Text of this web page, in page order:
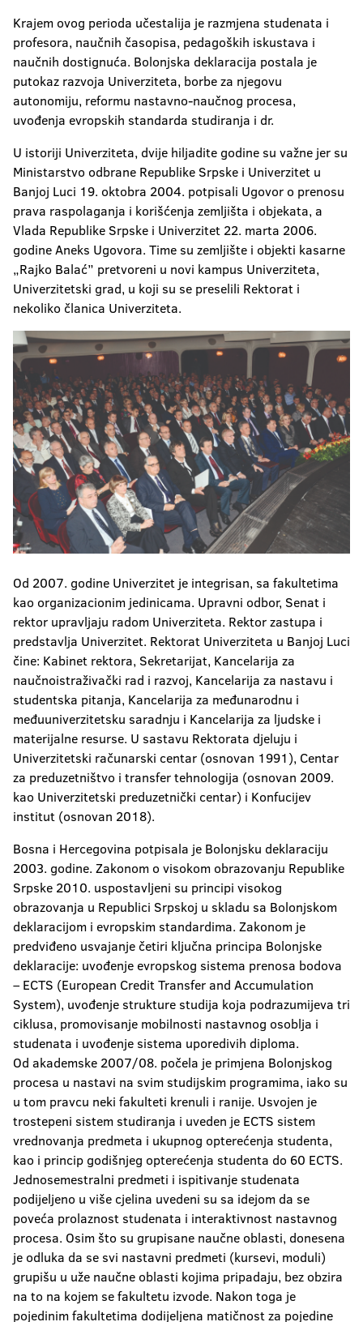
Krajem ovog perioda učestalija je razmjena studenata i
profesora, naučnih časopisa, pedagoških iskustava i
naučnih dostignuća. Bolonjska deklaracija postala je
putokaz razvoja Univerziteta, borbe za njegovu
autonomiju, reformu nastavno-naučnog procesa,
uvođenja evropskih standarda studiranja i dr.
U istoriji Univerziteta, dvije hiljadite godine su važne jer su
Ministarstvo odbrane Republike Srpske i Univerzitet u
Banjoj Luci 19. oktobra 2004. potpisali Ugovor o prenosu
prava raspolaganja i korišćenja zemljišta i objekata, a
Vlada Republike Srpske i Univerzitet 22. marta 2006.
godine Aneks Ugovora. Time su zemljište i objekti kasarne
„Rajko Balać” pretvoreni u novi kampus Univerziteta,
Univerzitetski grad, u koji su se preselili Rektorat i
nekoliko članica Univerziteta.
Od 2007. godine Univerzitet je integrisan, sa fakultetima
kao organizacionim jedinicama. Upravni odbor, Senat i
rektor upravljaju radom Univerziteta. Rektor zastupa i
predstavlja Univerzitet. Rektorat Univerziteta u Banjoj Luci
čine: Kabinet rektora, Sekretarijat, Kancelarija za
naučnoistraživački rad i razvoj, Kancelarija za nastavu i
studentska pitanja, Kancelarija za međunarodnu i
međuuniverzitetsku saradnju i Kancelarija za ljudske i
materijalne resurse. U sastavu Rektorata djeluju i
Univerzitetski računarski centar (osnovan 1991), Centar
za preduzetništvo i transfer tehnologija (osnovan 2009.
kao Univerzitetski preduzetnički centar) i Konfucijev
institut (osnovan 2018).
Bosna i Hercegovina potpisala je Bolonjsku deklaraciju
2003. godine. Zakonom o visokom obrazovanju Republike
Srpske 2010. uspostavljeni su principi visokog
obrazovanja u Republici Srpskoj u skladu sa Bolonjskom
deklaracijom i evropskim standardima. Zakonom je
predviđeno usvajanje četiri ključna principa Bolonjske
deklaracije: uvođenje evropskog sistema prenosa bodova
– ECTS (European Credit Transfer and Accumulation
System), uvođenje strukture studija koja podrazumijeva tri
ciklusa, promovisanje mobilnosti nastavnog osoblja i
studenata i uvođenje sistema uporedivih diploma.
Od akademske 2007/08. počela je primjena Bolonjskog
procesa u nastavi na svim studijskim programima, iako su
u tom pravcu neki fakulteti krenuli i ranije. Usvojen je
trostepeni sistem studiranja i uveden je ECTS sistem
vrednovanja predmeta i ukupnog opterećenja studenta,
kao i princip godišnjeg opterećenja studenta do 60 ECTS.
Jednosemestralni predmeti i ispitivanje studenata
podijeljeno u više cjelina uvedeni su sa idejom da se
poveća prolaznost studenata i interaktivnost nastavnog
procesa. Osim što su grupisane naučne oblasti, donesena
je odluka da se svi nastavni predmeti (kursevi, moduli)
grupišu u uže naučne oblasti kojima pripadaju, bez obzira
na to na kojem se fakultetu izvode. Nakon toga je
pojedinim fakultetima dodijeljena matičnost za pojedine